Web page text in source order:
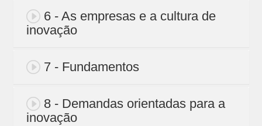
6 - As empresas e a cultura de
inovação
7 - Fundamentos
8 - Demandas orientadas para a
inovação